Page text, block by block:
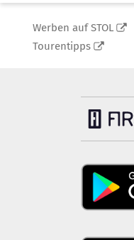
Werben auf STOL
Tourentipps